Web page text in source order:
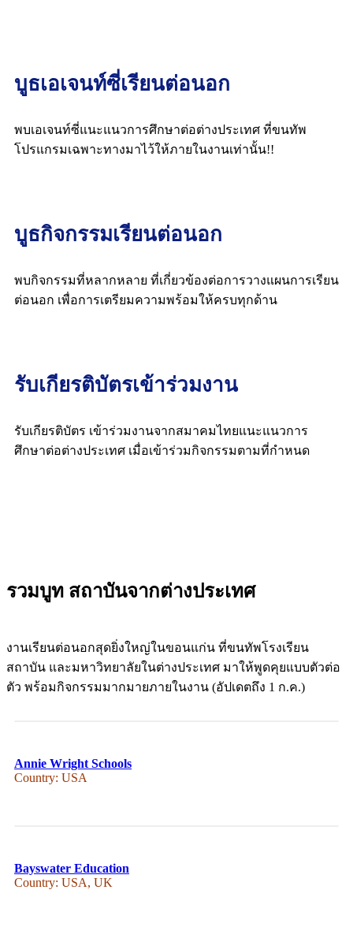
บูธเอเจนท์ซี่เรียนต่อนอก
พบเอเจนท์ซี่แนะแนวการศึกษาต่อต่างประเทศ ที่ขนทัพ
โปรแกรมเฉพาะทางมาไว้ให้ภายในงานเท่านั้น!!
บูธกิจกรรมเรียนต่อนอก
พบกิจกรรมที่หลากหลาย ที่เกี่ยวข้องต่อการวางแผนการเรียน
ต่อนอก เพื่อการเตรียมความพร้อมให้ครบทุกด้าน
รับเกียรติบัตรเข้าร่วมงาน
รับเกียรติบัตร เข้าร่วมงานจากสมาคมไทยแนะแนวการ
ศึกษาต่อต่างประเทศ เมื่อเข้าร่วมกิจกรรมตามที่กำหนด
รวมบูท สถาบันจากต่างประเทศ
งานเรียนต่อนอกสุดยิ่งใหญ่ในขอนแก่น ที่ขนทัพโรงเรียน
สถาบัน และมหาวิทยาลัยในต่างประเทศ มาให้พูดคุยแบบตัวต่อ
ตัว พร้อมกิจกรรมมากมายภายในงาน (อัปเดตถึง 1 ก.ค.)
Annie Wright Schools
Country: USA
Bayswater Education
Country: USA, UK